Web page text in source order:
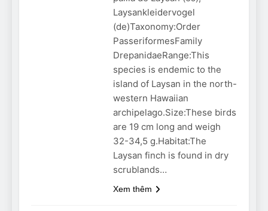
Can Bulldogs Play Fetch?
And How to Train Them!
7 Năm Ago
How Often Do I Need to
Groom My Bulldog
7 Năm Ago
Laysankleidervogel
(de)Taxonomy:Order
PasseriformesFamily
DrepanidaeRange:This
species is endemic to the
island of Laysan in the north-
western Hawaiian
archipelago.Size:These birds
are 19 cm long and weigh
32-34,5 g.Habitat:The
Laysan finch is found in dry
scrublands…
Xem thêm